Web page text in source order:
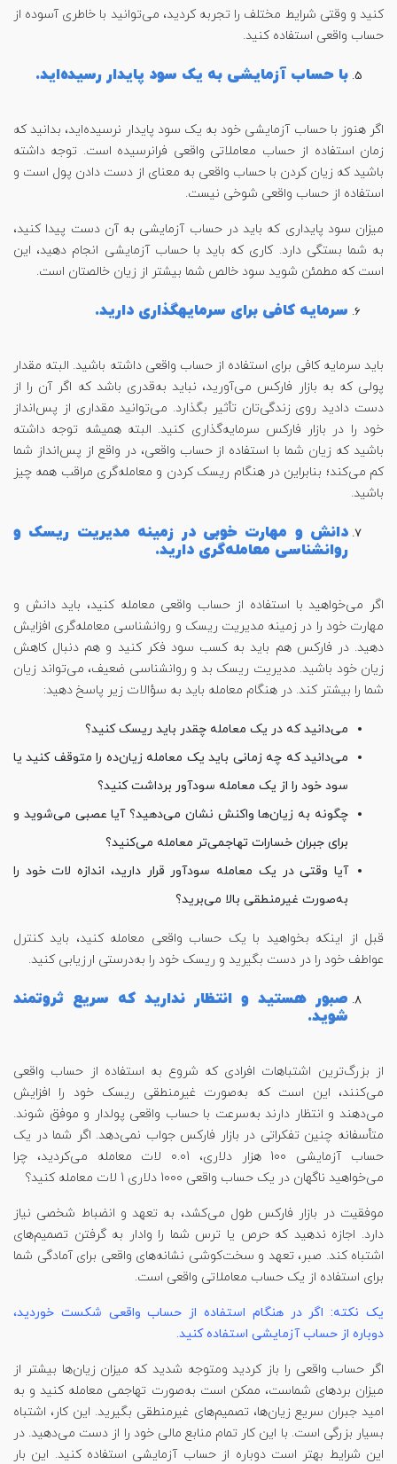
کنید و وقتی شرایط مختلف را تجربه کردید، می‌توانید با خاطری آسوده از
حساب واقعی استفاده کنید.
با حساب آزمایشی به یک سود پایدار رسیده‌اید.
اگر هنوز با حساب آزمایشی خود به یک سود پایدار نرسیده‌اید، بدانید که
زمان استفاده از حساب معاملاتی واقعی فرانرسیده است. توجه داشته
باشید که زیان کردن با حساب واقعی به معنای از دست دادن پول است و
استفاده از حساب واقعی شوخی نیست.
میزان سود پایداری که باید در حساب آزمایشی به آن دست پیدا کنید،
به شما بستگی دارد. کاری که باید با حساب آزمایشی انجام دهید، این
است که مطمئن شوید سود خالص شما بیشتر از زیان خالصتان است.
سرمایه کافی برای سرمایهگذاری دارید.
باید سرمایه کافی برای استفاده از حساب واقعی داشته باشید. البته مقدار
پولی که به بازار فارکس می‌آورید، نباید به‌قدری باشد که اگر آن را از
دست دادید روی زندگی‌تان تأثیر بگذارد. می‌توانید مقداری از پس‌انداز
خود را در بازار فارکس سرمایه‌گذاری کنید. البته همیشه توجه داشته
باشید که زیان شما با استفاده از حساب واقعی، در واقع از پس‌انداز شما
کم می‌کند؛ بنابراین در هنگام ریسک کردن و معامله‌گری مراقب همه چیز
باشید.
دانش و مهارت خوبی در زمینه مدیریت ریسک و
روانشناسی معامله‌گری دارید.
اگر می‌خواهید با استفاده از حساب واقعی معامله کنید، باید دانش و
مهارت خود را در زمینه مدیریت ریسک و روانشناسی معامله‌گری افزایش
دهید. در فارکس هم باید به کسب سود فکر کنید و هم دنبال کاهش
زیان خود باشید. مدیریت ریسک بد و روانشناسی ضعیف، می‌تواند زیان
شما را بیشتر کند. در هنگام معامله باید به سؤالات زیر پاسخ دهید:
می‌دانید که در یک معامله چقدر باید ریسک کنید؟
می‌دانید که چه زمانی باید یک معامله زیان‌ده را متوقف کنید یا
سود خود را از یک معامله سودآور برداشت کنید؟
چگونه به زیان‌ها واکنش نشان می‌دهید؟ آیا عصبی می‌شوید و
برای جبران خسارات تهاجمی‌تر معامله می‌کنید؟
آیا وقتی در یک معامله سودآور قرار دارید، اندازه لات خود را
به‌صورت غیرمنطقی بالا می‌برید؟
قبل از اینکه بخواهید با یک حساب واقعی معامله کنید، باید کنترل
عواطف خود را در دست بگیرید و ریسک خود را به‌درستی ارزیابی کنید.
صبور هستید و انتظار ندارید که سریع ثروتمند
شوید.
از بزرگ‌ترین اشتباهات افرادی که شروع به استفاده از حساب واقعی
می‌کنند، این است که به‌صورت غیرمنطقی ریسک خود را افزایش
می‌دهند و انتظار دارند به‌سرعت با حساب واقعی پولدار و موفق شوند.
متأسفانه چنین تفکراتی در بازار فارکس جواب نمی‌دهد. اگر شما در یک
حساب آزمایشی 100 هزار دلاری، 0.01 لات معامله می‌کردید، چرا
می‌خواهید ناگهان در یک حساب واقعی 1000 دلاری 1 لات معامله کنید؟
موفقیت در بازار فارکس طول می‌کشد، به تعهد و انضباط شخصی نیاز
دارد. اجازه ندهید که حرص یا ترس شما را وادار به گرفتن تصمیم‌های
اشتباه کند. صبر، تعهد و سخت‌کوشی نشانه‌های واقعی برای آمادگی شما
برای استفاده از یک حساب معاملاتی واقعی است.
یک نکته: اگر در هنگام استفاده از حساب واقعی شکست خوردید،
دوباره از حساب آزمایشی استفاده کنید.
اگر حساب واقعی را باز کردید ومتوجه شدید که میزان زیان‌ها بیشتر از
میزان بردهای شماست، ممکن است به‌صورت تهاجمی معامله کنید و به
امید جبران سریع زیان‌ها، تصمیم‌های غیرمنطقی بگیرید. این کار، اشتباه
بسیار بزرگی است. با این کار تمام منابع مالی خود را از دست می‌دهید. در
این شرایط بهتر است دوباره از حساب آزمایشی استفاده کنید. این بار